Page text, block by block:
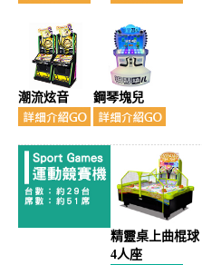
潮流炫音 鋼琴塊兒
精靈桌上曲棍球
4人座